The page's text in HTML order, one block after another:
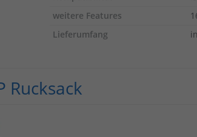
weitere Features
Lieferumfang
Rucksack